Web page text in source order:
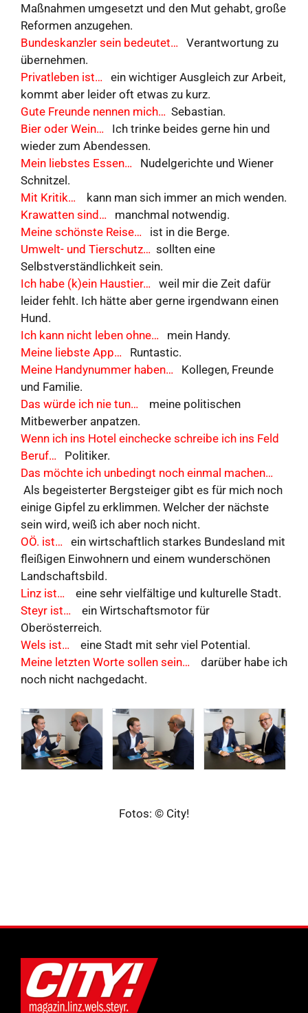
Maßnahmen umgesetzt und den Mut gehabt, große
Reformen anzugehen.
Bundeskanzler sein bedeutet…
Verantwortung zu
übernehmen.
Privatleben ist…
ein wichtiger Ausgleich zur Arbeit,
kommt aber leider oft etwas zu kurz.
Gute Freunde nennen mich… Sebastian.
Bier oder Wein… Ich trinke beides gerne hin und
wieder zum Abendessen.
Mein liebstes Essen… Nudelgerichte und Wiener
Schnitzel.
Mit Kritik… kann man sich immer an mich wenden.
Krawatten sind…
manchmal notwendig.
Meine schönste Reise… ist in die Berge.
Umwelt- und Tierschutz… sollten eine
Selbstverständlichkeit sein.
Ich habe (k)ein Haustier…
weil mir die Zeit dafür
leider fehlt. Ich hätte aber gerne irgendwann einen
Hund.
Ich kann nicht leben ohne…
mein Handy.
Meine liebste App… Runtastic.
Meine Handynummer haben…
Kollegen, Freunde
und Familie.
Das würde ich nie tun… meine politischen
Mitbewerber anpatzen.
Wenn ich ins Hotel einchecke schreibe ich ins Feld
Beruf… Politiker.
Das möchte ich unbedingt noch einmal machen…
Als begeisterter Bergsteiger gibt es für mich noch
einige Gipfel zu erklimmen. Welcher der nächste
sein wird, weiß ich aber noch nicht.
OÖ. ist… ein wirtschaftlich starkes Bundesland mit
fleißigen Einwohnern und einem wunderschönen
Landschaftsbild.
Linz ist… eine sehr vielfältige und kulturelle Stadt.
Steyr ist… ein Wirtschaftsmotor für
Oberösterreich.
Wels ist…
eine Stadt mit sehr viel Potential.
Meine letzten Worte sollen sein…
darüber habe ich
noch nicht nachgedacht.
Fotos: © City!